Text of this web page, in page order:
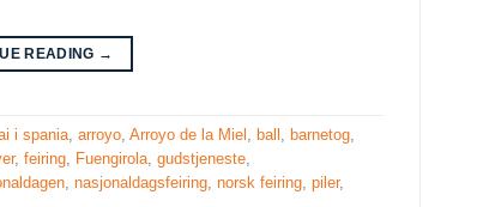
READING →
i spania ,arroyo ,Arroyo de la Miel ball barnetog
,feiring Fuengirola ,gudstjeneste
,nasjonaldagsfeiring ,norsk feiring ,piler,